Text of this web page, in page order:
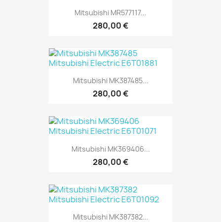
Mitsubishi MR577117...
280,00 €
Mitsubishi MK387485...
280,00 €
Mitsubishi MK369406...
280,00 €
Mitsubishi MK387382...